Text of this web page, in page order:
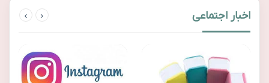
اخبار اجتماعی